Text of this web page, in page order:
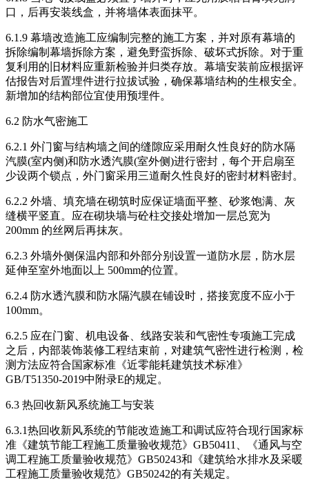
口，后再安装线盒，并将墙体表面抹平。
6.1.9 幕墙改造施工应编制完整的施工方案，并对原有幕墙的
拆除编制幕墙拆除方案，避免野蛮拆除、破坏式拆除。对于重
复利用的旧材料应重新检验并归类存放。幕墙安装前应根据评
估报告对后置埋件进行拉拔试验，确保幕墙结构的生根安全。
新增加的结构部位宜使用预埋件。
6.2 防水气密施工
6.2.1 外门窗与结构墙之间的缝隙应采用耐久性良好的防水隔
汽膜(室内侧)和防水透汽膜(室外侧)进行密封，每个开启扇至
少设两个锁点，外门窗采用三道耐久性良好的密封材料密封。
6.2.2 外墙、填充墙在砌筑时应保证墙面平整、砂浆饱满、灰
缝横平竖直。应在砌块墙与砼柱交接处增加一层总宽为
200mm 的丝网后再抹灰。
6.2.3 外墙外侧保温内部和外部分别设置一道防水层，防水层
延伸至室外地面以上 500mm的位置。
6.2.4 防水透汽膜和防水隔汽膜在铺设时，搭接宽度不应小于
100mm。
6.2.5 应在门窗、机电设备、线路安装和气密性专项施工完成
之后，内部装饰装修工程结束前，对建筑气密性进行检测，检
测方法应符合国家标准《近零能耗建筑技术标准》
GB/T51350-2019中附录E的规定。
6.3 热回收新风系统施工与安装
6.3.1热回收新风系统的节能改造施工和调试应符合现行国家标
准《建筑节能工程施工质量验收规范》GB50411、《通风与空
调工程施工质量验收规范》GB50243和《建筑给水排水及采暖
工程施工质量验收规范》GB50242的有关规定。